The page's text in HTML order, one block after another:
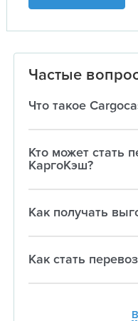
Частые
Что такое
Кто может стать
КаргоКэш?
Как получать
Как стать